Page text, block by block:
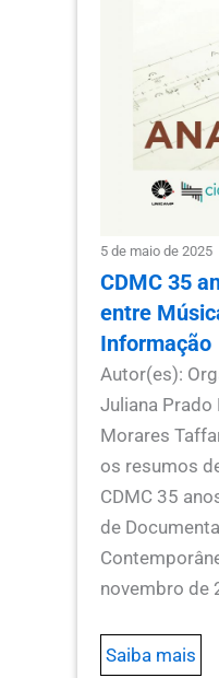
5 de maio de 2025
CDMC 35
entre
Informação
Autor(es):
Juliana Prado
Morares
os resumos
CDMC 35
de
novembro de
Saiba mais